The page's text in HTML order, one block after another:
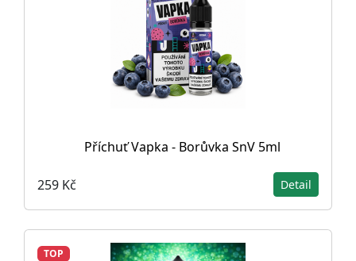
Příchuť Vapka - Borůvka SnV 5ml
259 Kč Detail
TOP